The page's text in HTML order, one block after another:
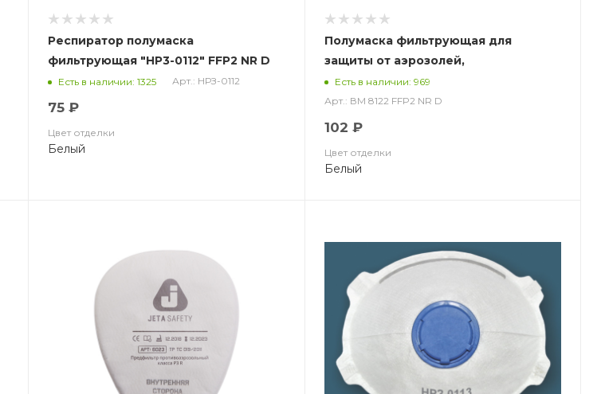
Респиратор полумаска
фильтрующая "НР3-0112" FFP2 NR D
купольный с клапаном
Есть в наличии: 1325 Арт.: НРЗ-0112
75 ₽
Цвет отделки
Белый
Полумаска фильтрующая для
защиты от аэрозолей,
чашеобразная, с клапаном выдох ВМ
8122 FFP2 NR D
Есть в наличии: 969
Арт.: ВМ 8122 FFP2 NR D
102 ₽
Цвет отделки
Белый